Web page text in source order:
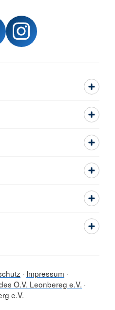
Impressum
O.V. Leonbereg e.V.
e.V.